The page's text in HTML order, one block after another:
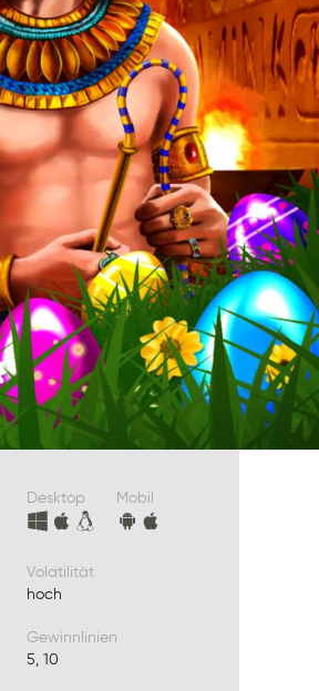
Desktop Mobil
Volatilität
hoch
Gewinnlinien
5, 10